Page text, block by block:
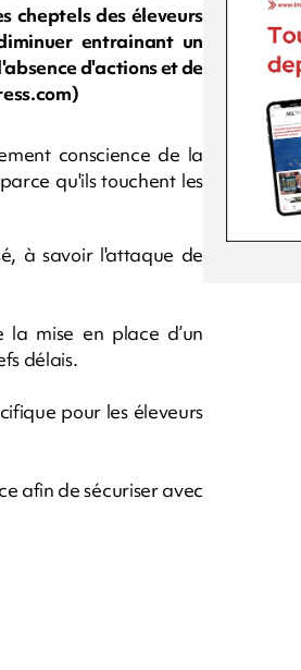
cheptels des éleveurs
entrainant un
d'actions et de
conscience de la
qu'ils touchent les
à savoir l'attaque de
mise en place d’un
délais.
pour les éleveurs
afin de sécuriser avec